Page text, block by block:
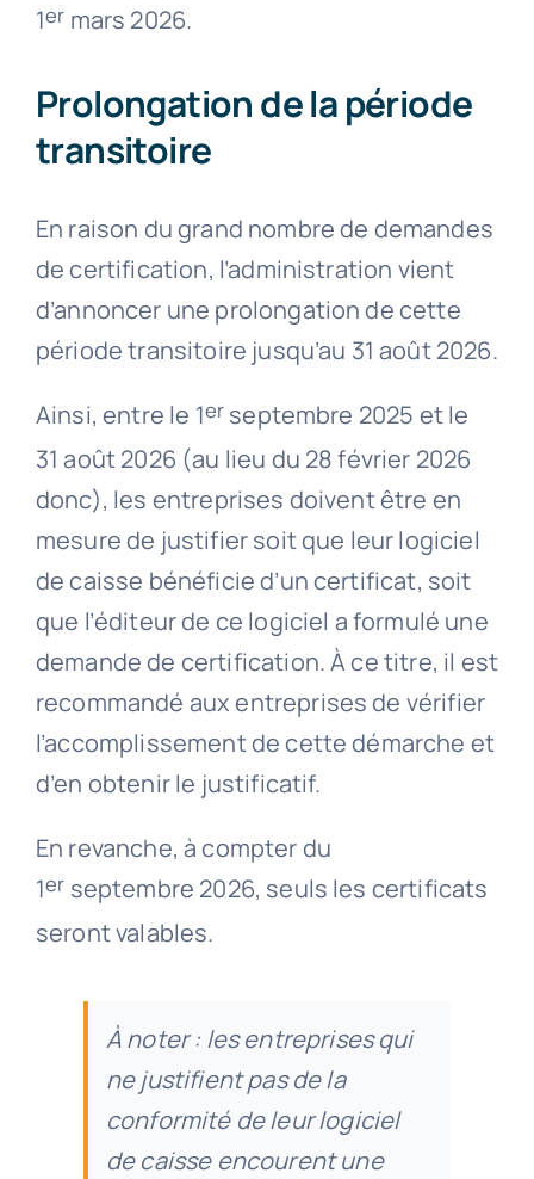
1er mars 2026.
Prolongation de la période
transitoire
En raison du grand nombre de demandes
de certification, l’administration vient
d’annoncer une prolongation de cette
période transitoire jusqu’au 31 août 2026.
Ainsi, entre le 1er septembre 2025 et le
31 août 2026 (au lieu du 28 février 2026
donc), les entreprises doivent être en
mesure de justifier soit que leur logiciel
de caisse bénéficie d’un certificat, soit
que l’éditeur de ce logiciel a formulé une
demande de certification. À ce titre, il est
recommandé aux entreprises de vérifier
l’accomplissement de cette démarche et
d’en obtenir le justificatif.
En revanche, à compter du
1er septembre 2026, seuls les certificats
seront valables.
À noter : les entreprises qui
ne justifient pas de la
conformité de leur logiciel
de caisse encourent une